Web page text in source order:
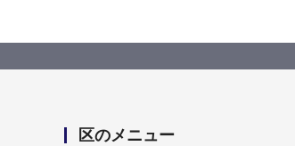
区のメニュー